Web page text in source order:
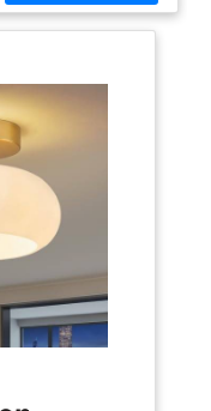
accessoires sont
60 watts. Fonctionne
mieux avec une ampoule
LED E27 （Non fourni）.
La source de lumière
froide est plus sûre pour
un abat-jour fermé.
【Dimension
Measurement】 - Abat-
jour φ30 x 30cm ， base
du plafond 12cm monté
par vis, longueur du
cordon de 200cm réglable
et personnalisable.
【Accessoires complets et
professionnels】 - Fournis